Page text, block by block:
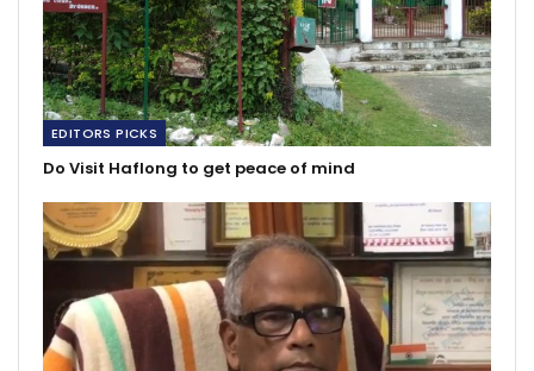
EDITORS PICKS
Do Visit Haflong to get peace of mind